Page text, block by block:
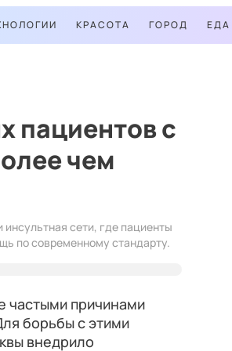
КРАСОТА ГОРОД ЕДА
пациентов с
чем
сети, где пациенты
по современному стандарту.
частыми причинами
борьбы с этими
внедрило